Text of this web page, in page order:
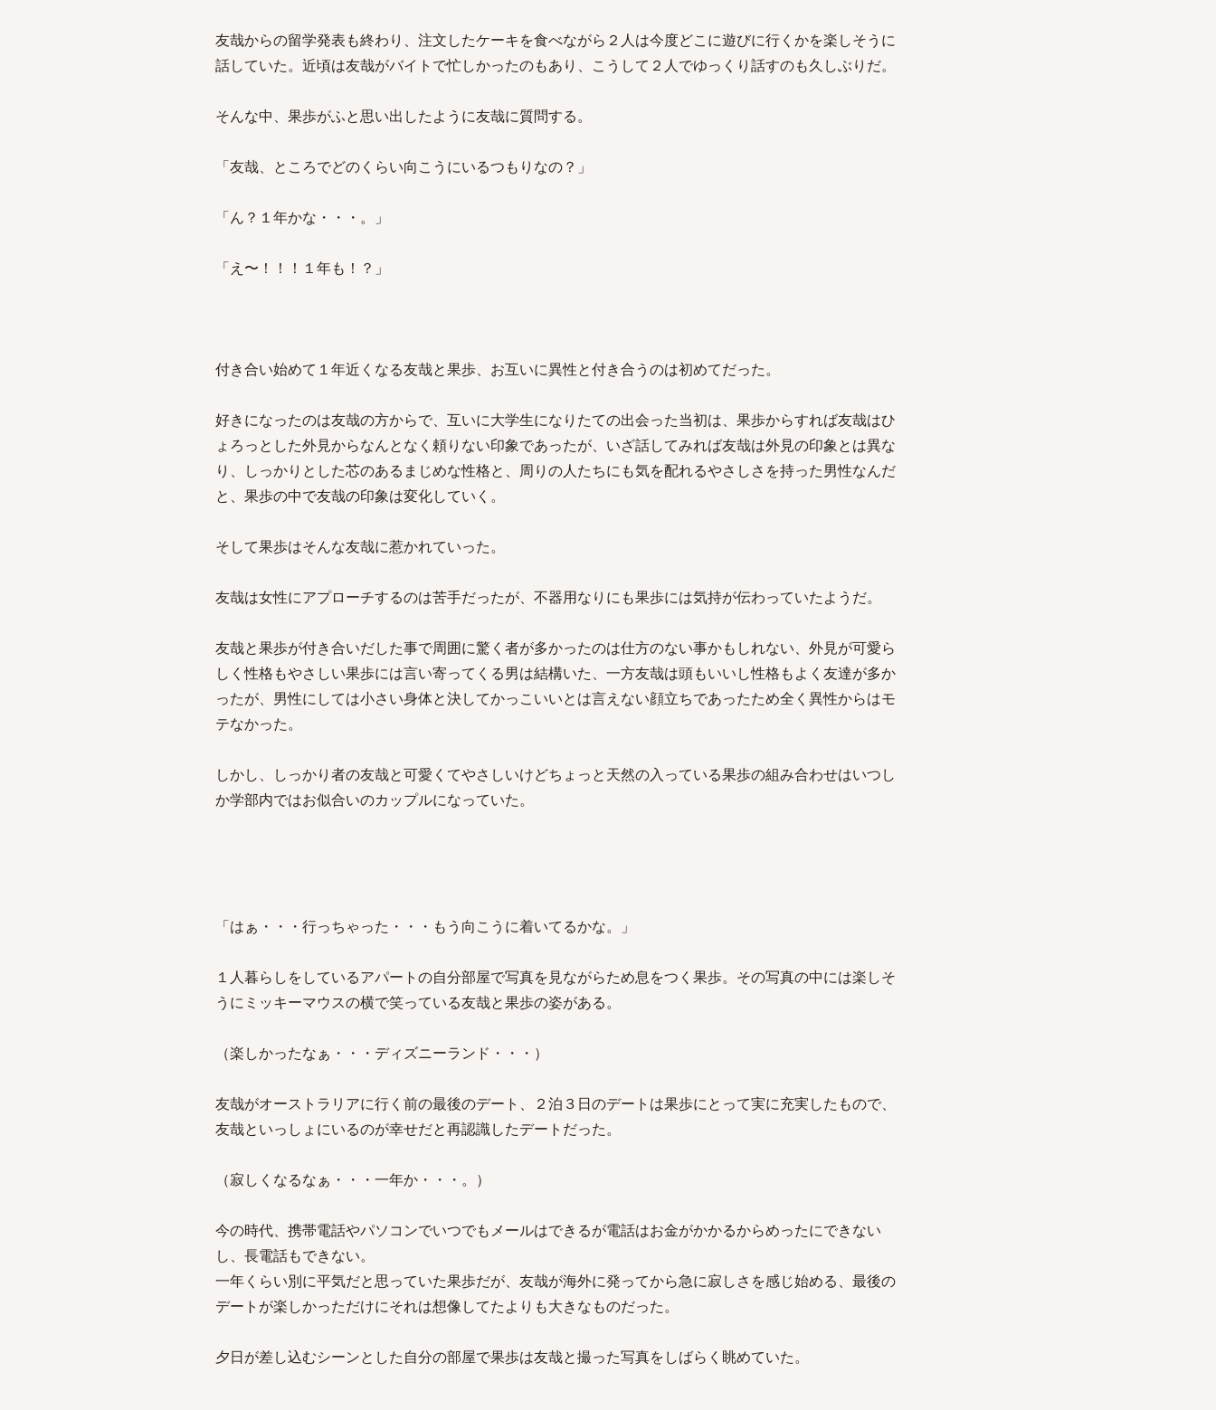
友哉からの留学発表も終わり、注文したケーキを食べながら２人は今度どこに遊びに行くかを楽しそうに
話していた。近頃は友哉がバイトで忙しかったのもあり、こうして２人でゆっくり話すのも久しぶりだ。
そんな中、果歩がふと思い出したように友哉に質問する。
「友哉、ところでどのくらい向こうにいるつもりなの？」
「ん？１年かな・・・。」
「え〜！！！１年も！？」
付き合い始めて１年近くなる友哉と果歩、お互いに異性と付き合うのは初めてだった。
好きになったのは友哉の方からで、互いに大学生になりたての出会った当初は、果歩からすれば友哉はひ
ょろっとした外見からなんとなく頼りない印象であったが、いざ話してみれば友哉は外見の印象とは異な
り、しっかりとした芯のあるまじめな性格と、周りの人たちにも気を配れるやさしさを持った男性なんだ
と、果歩の中で友哉の印象は変化していく。
そして果歩はそんな友哉に惹かれていった。
友哉は女性にアプローチするのは苦手だったが、不器用なりにも果歩には気持が伝わっていたようだ。
友哉と果歩が付き合いだした事で周囲に驚く者が多かったのは仕方のない事かもしれない、外見が可愛ら
しく性格もやさしい果歩には言い寄ってくる男は結構いた、一方友哉は頭もいいし性格もよく友達が多か
ったが、男性にしては小さい身体と決してかっこいいとは言えない顔立ちであったため全く異性からはモ
テなかった。
しかし、しっかり者の友哉と可愛くてやさしいけどちょっと天然の入っている果歩の組み合わせはいつし
か学部内ではお似合いのカップルになっていた。
「はぁ・・・行っちゃった・・・もう向こうに着いてるかな。」
１人暮らしをしているアパートの自分部屋で写真を見ながらため息をつく果歩。その写真の中には楽しそ
うにミッキーマウスの横で笑っている友哉と果歩の姿がある。
（楽しかったなぁ・・・ディズニーランド・・・）
友哉がオーストラリアに行く前の最後のデート、２泊３日のデートは果歩にとって実に充実したもので、
友哉といっしょにいるのが幸せだと再認識したデートだった。
（寂しくなるなぁ・・・一年か・・・。）
今の時代、携帯電話やパソコンでいつでもメールはできるが電話はお金がかかるからめったにできない
し、長電話もできない。
一年くらい別に平気だと思っていた果歩だが、友哉が海外に発ってから急に寂しさを感じ始める、最後の
デートが楽しかっただけにそれは想像してたよりも大きなものだった。
夕日が差し込むシーンとした自分の部屋で果歩は友哉と撮った写真をしばらく眺めていた。